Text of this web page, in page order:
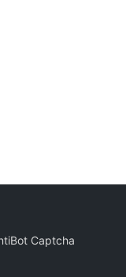
Captcha